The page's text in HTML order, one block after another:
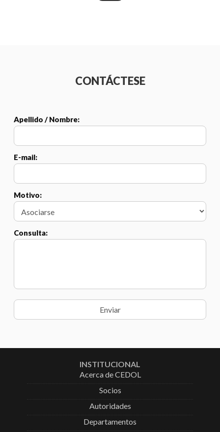
CONTÁCTESE
Apellido / Nombre:
E-mail:
Motivo:
Consulta:
INSTITUCIONAL
Acerca de CEDOL
Socios
Autoridades
Departamentos